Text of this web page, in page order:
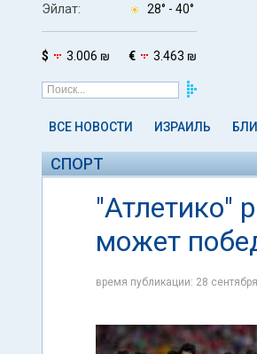
Эйлат:
28° - 40°
$ 3.006 ₪ € 3.463 ₪
ВСЕ НОВОСТИ ИЗРАИЛЬ
СПОРТ
"Атлетико"
может
время публикации: 28